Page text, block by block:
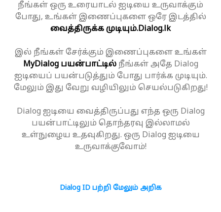
நீங்கள் ஒரு உரையாடல் ஐடியை உருவாக்கும்
போது, உங்கள் இணைப்புகளை ஒரே இடத்தில்
வைத்திருக்க முடியும்.Dialog.lk
இல் நீங்கள் சேர்க்கும் இணைப்புகளை உங்கள்
MyDialog பயன்பாட்டில்நீங்கள் அதே Dialog
ஐடியைப் பயன்படுத்தும் போது பார்க்க முடியும்.
மேலும் இது வேறு வழியிலும் செயல்படுகிறது!
Dialog ஐடியை வைத்திருப்பது எந்த ஒரு Dialog
பயன்பாட்டிலும் தொந்தரவு இல்லாமல்
உள்நுழைய உதவுகிறது. ஒரு Dialog ஐடியை
உருவாக்குவோம்!
Dialog ID பற்றி மேலும் அறிக